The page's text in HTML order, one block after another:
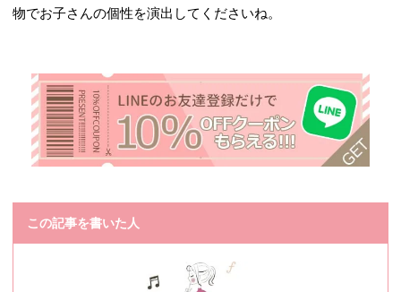
物でお子さんの個性を演出してくださいね。
この記事を書いた人